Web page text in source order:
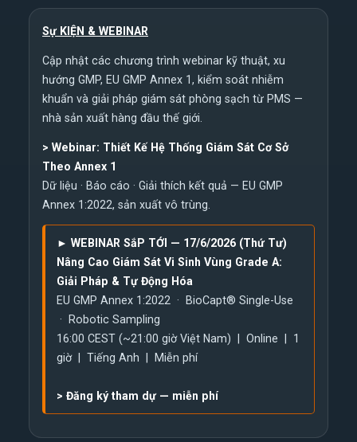
Sự KIỆN & WEBINAR
Cập nhật các chương trình webinar kỹ thuật, xu
hướng GMP, EU GMP Annex 1, kiểm soát nhiễm
khuẩn và giải pháp giám sát phòng sạch từ PMS —
nhà sản xuất hàng đầu thế giới.
> Webinar: Thiết Kế Hệ Thống Giám Sát Cơ Sở
Theo Annex 1
Dữ liệu · Báo cáo · Giải thích kết quả — EU GMP
Annex 1:2022, sản xuất vô trùng.
► WEBINAR SắP TỚI — 17/6/2026 (Thứ Tư)
Nâng Cao Giám Sát Vi Sinh Vùng Grade A:
Giải Pháp & Tự Động Hóa
EU GMP Annex 1:2022 · BioCapt® Single-Use
· Robotic Sampling
16:00 CEST (~21:00 giờ Việt Nam) | Online | 1
giờ | Tiếng Anh | Miễn phí
> Đăng ký tham dự — miễn phí